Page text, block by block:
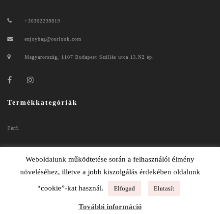
+36302238819
enjoybag@outlook.com
Magyarország, 1107 Budapest Szállás utca 13.N2 ép.
Termékkategóriák
Férfi
ADATKEZELÉSI TÁJÉKOZTATÓ
Weboldalunk működtetése során a felhasználói élmény
növeléséhez, illetve a jobb kiszolgálás érdekében oldalunk
“cookie”-kat használ. Elfogad Elutasít
További információ